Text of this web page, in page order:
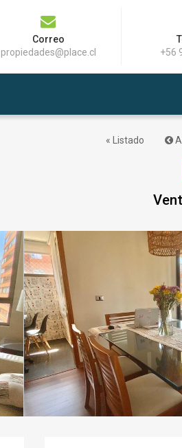
Correo
propiedades@place.cl
+56
« Listado